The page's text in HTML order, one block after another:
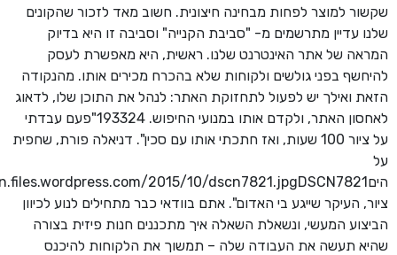
שקשור למוצר לפחות מבחינה חיצונית. חשוב מאד לזכור שהקונים
שלנו עדיין מתרשמים מ- "סביבת הקנייה" וסביבה זו היא בדיוק
המראה של אתר האינטרנט שלנו. ראשית, היא מאפשרת לעסק
להיחשף בפני גולשים ולקוחות שלא בהכרח מכירים אותו. מהנקודה
הזאת ואילך יש לפעול לתחזוקת האתר: לנהל את התוכן שלו, לדאוג
לאחסון האתר, ולקדם אותו במנועי החיפוש. 193324"פעם עבדתי
על ציור 100 שעות, ואז חתכתי אותו עם סכין". דניאלה פורת, שחפית
על
ציור, העיקר שייגע בי האדום". אתם בוודאי כבר מתחילים לנוע לכיוון
הביצוע המעשי, ונשאלת השאלה איך מתכננים חנות פיזית בצורה
שהיא תעשה את העבודה שלה – תמשוך את הלקוחות להיכנס